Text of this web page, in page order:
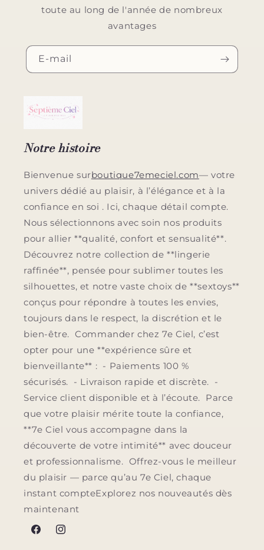
toute au long de l'année de nombreux
avantages
E-mail
Notre histoire
Bienvenue surboutique7emeciel.com— votre
univers dédié au plaisir, à l’élégance et à la
confiance en soi . Ici, chaque détail compte.
Nous sélectionnons avec soin nos produits
pour allier **qualité, confort et sensualité**.
Découvrez notre collection de **lingerie
raffinée**, pensée pour sublimer toutes les
silhouettes, et notre vaste choix de **sextoys**
conçus pour répondre à toutes les envies,
toujours dans le respect, la discrétion et le
bien-être. Commander chez 7e Ciel, c’est
opter pour une **expérience sûre et
bienveillante** : - Paiements 100 %
sécurisés. - Livraison rapide et discrète. -
Service client disponible et à l’écoute. Parce
que votre plaisir mérite toute la confiance,
**7e Ciel vous accompagne dans la
découverte de votre intimité** avec douceur
et professionnalisme. Offrez-vous le meilleur
du plaisir — parce qu’au 7e Ciel, chaque
instant compteExplorez nos nouveautés dès
maintenant
FacebookInstagram